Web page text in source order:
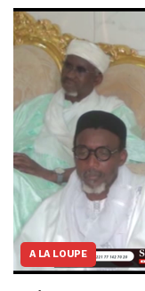
A LA LOUPE